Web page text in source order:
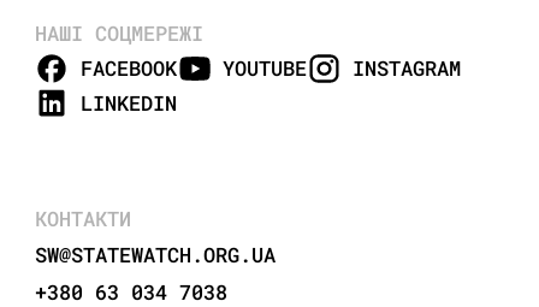
НАШІ СОЦМЕРЕЖІ
FACEBOOK
YOUTUBE
INSTAGRAM
LINKEDIN
КОНТАКТИ
SW@STATEWATCH.ORG.UA
+380 63 034 7038